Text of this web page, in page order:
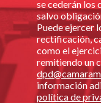
se cederán los
salvo
Puede ejercer
rectificación,
como el
remitiendo un
información
política de